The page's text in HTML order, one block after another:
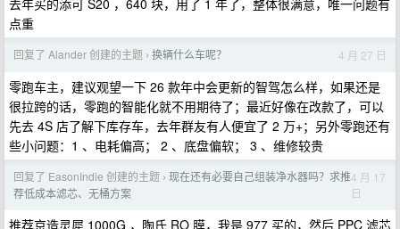
去年买的添可 S20 ，640 块，用了 1 年了，整体很满意，唯一问题有
点重
回复了 Alander 创建的主题 › 换辆什么车呢？ 4 月 27 日
零跑车主，建议观望一下 26 款年中会更新的智驾怎么样，如果还是
很拉跨的话，零跑的智能化就不用期待了；最近好像在改款了，可以
先去 4S 店了解下库存车，去年群友有人便宜了 2 万+；另外零跑还有
些小问题：1 、电耗偏高； 2 、底盘偏软； 3 、维修较贵
回复了 EasonIndie 创建的主题 › 现在还有必要自己组装净水器吗？求推
荐低成本滤芯、无桶方案
4 月 17
日
推荐京造灵犀 1000G ，陶氏 RO 膜，我是 977 买的，然后 PPC 滤芯